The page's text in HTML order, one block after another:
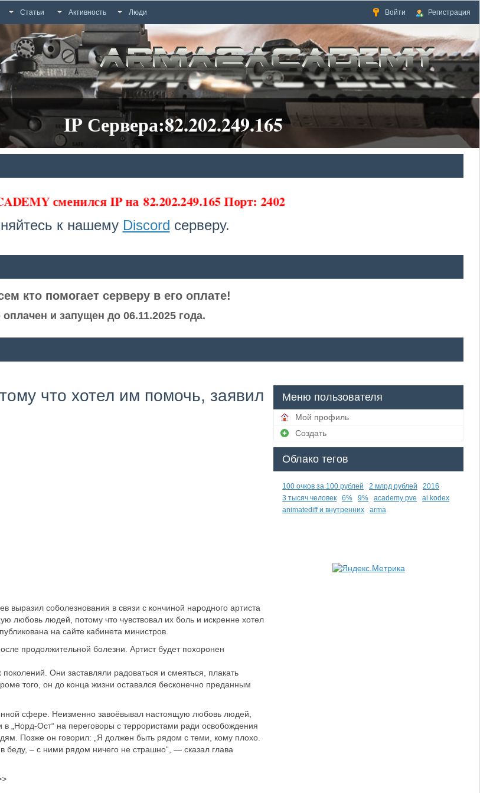
Статьи Активность Люди Войти Регистрация
IP Сервера:82.202.249.165
сменился IP на 82.202.249.165 Порт: 2402
к нашему Discord серверу.
кто помогает серверу в его оплате!
и запущен до 06.11.2025 года.
что хотел им помочь, заявил
соболезнования в связи с кончиной народного артиста
любовь людей, потому что чувствовал их боль и искренне хотел
на сайте кабинета министров.
продолжительной болезни. Артист будет похоронен
Они заставляли радоваться и смеяться, плакать
того, он до конца жизни оставался бесконечно преданным
сфере. Неизменно завоёвывал настоящую любовь людей,
„Норд-Ост“ на переговоры с террористами ради освобождения
Позже он говорил: „Я должен быть рядом с теми, кому плохо.
беду, – с ними рядом ничего не страшно“, — сказал глава
Меню пользователя
Мой профиль
Создать
Облако тегов
100 очков за 100 рублей 2 млрд рублей
2016
3 тысяч человек
6% 9% academy pve
ai kodex
animatediff и внутренних
arma